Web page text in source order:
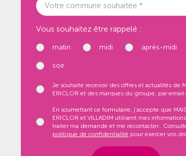
Votre commune souhaitée *
Vous souhaitez être rappelé :
matin midi après-midi
soir
Je souhaite recevoir des offres et actualités de
ERICLOR et des marques du groupe, par email
En soumettant ce formulaire, j’accepte que
ERICLOR et VILLADIM utilisent mes
traiter ma demande et me recontacter..
politique de confidentialité pour exercer vos